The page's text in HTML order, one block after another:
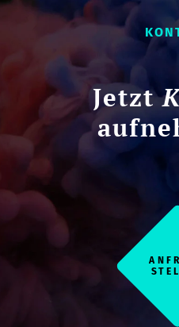
Jetzt